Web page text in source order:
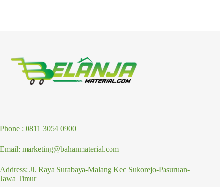
Phone : 0811 3054 0900
Email: marketing@bahanmaterial.com
Address: Jl. Raya Surabaya-Malang Kec Sukorejo-Pasuruan-
Jawa Timur